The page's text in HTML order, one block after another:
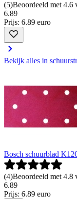
(5)Beoordeeld met 4.6
6.89
Prijs: 6.89 euro
Bekijk alles in
Bosch schuurblad
(4)Beoordeeld met 4.8
6.89
Prijs: 6.89 euro